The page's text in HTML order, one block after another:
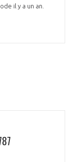
il y a un an.